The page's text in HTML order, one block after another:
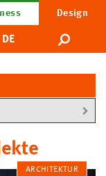
Design
DE
ARCHITEKTUR